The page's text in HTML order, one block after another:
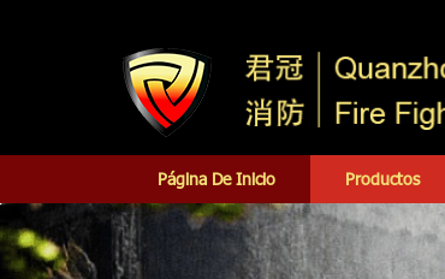
Página De Inicio Productos